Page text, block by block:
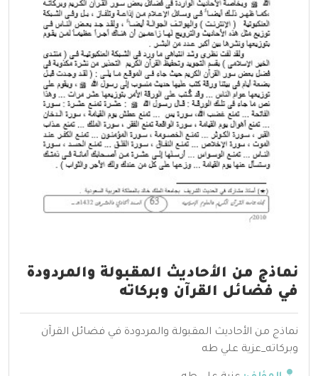
نماذج من الأحاديث المقبولة والمردودة
في فضائل القرآن وبركاته
نماذج من الأحاديث المقبولة والمردودة في فضائل القرآن
وبركاته_عزية علي طه